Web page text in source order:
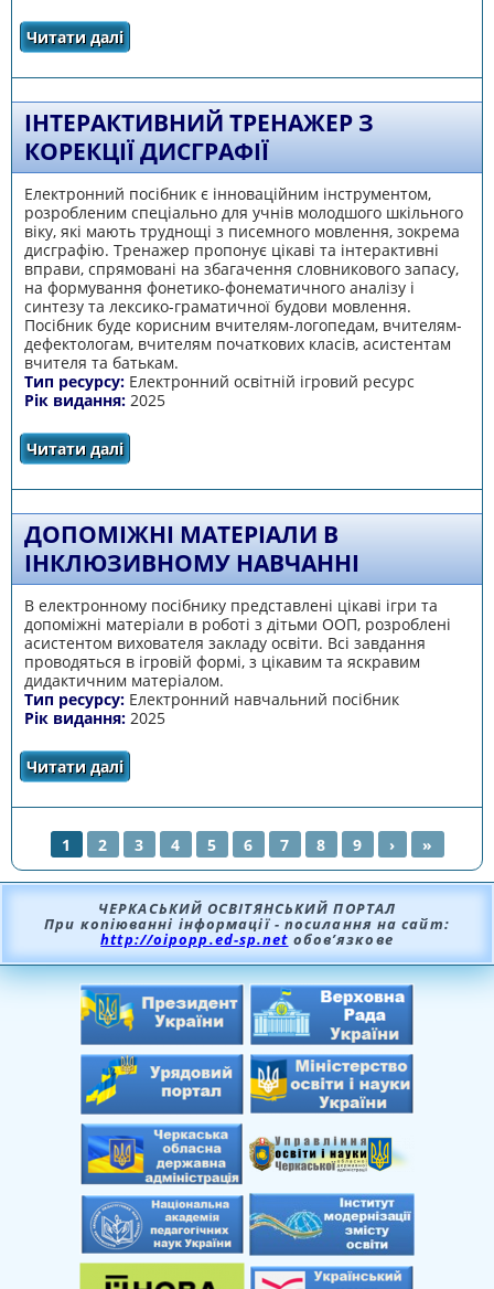
Читати даліпро Тваринний світ
ІНТЕРАКТИВНИЙ ТРЕНАЖЕР З
КОРЕКЦІЇ ДИСГРАФІЇ
Електронний посібник є інноваційним інструментом,
розробленим спеціально для учнів молодшого шкільного
віку, які мають труднощі з писемного мовлення, зокрема
дисграфію. Тренажер пропонує цікаві та інтерактивні
вправи, спрямовані на збагачення словникового запасу,
на формування фонетико-фонематичного аналізу і
синтезу та лексико-граматичної будови мовлення.
Посібник буде корисним вчителям-логопедам, вчителям-
дефектологам, вчителям початкових класів, асистентам
вчителя та батькам.
Тип ресурсу: Електронний освітній ігровий ресурс
Рік видання: 2025
Читати далі
ДОПОМІЖНІ МАТЕРІАЛИ В
ІНКЛЮЗИВНОМУ НАВЧАННІ
В електронному посібнику представлені цікаві ігри та
допоміжні матеріали в роботі з дітьми ООП, розроблені
асистентом вихователя закладу освіти. Всі завдання
проводяться в ігровій формі, з цікавим та яскравим
дидактичним матеріалом.
Тип ресурсу: Електронний навчальний посібник
Рік видання: 2025
Читати далі
СТОРІНКИ
1 2 3 4 5 6 7 8 9 › »
ЧЕРКАСЬКИЙ ОСВІТЯНСЬКИЙ ПОРТАЛ
При копіюванні інформації - посилання на сайт:
http://oipopp.ed-sp.net обов’язкове